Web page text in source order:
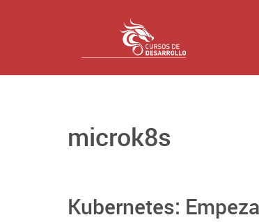
microk8s
Kubernetes: